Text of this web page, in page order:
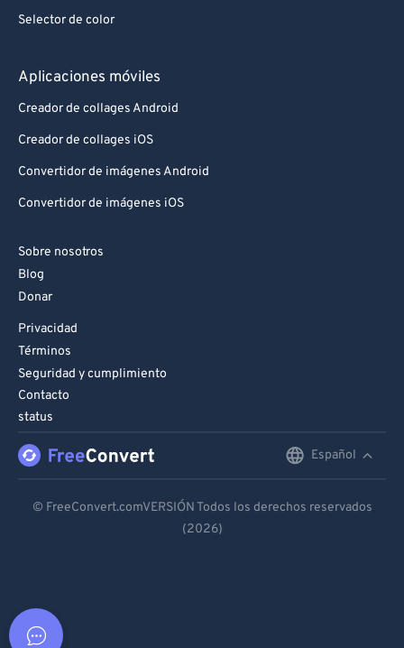
Selector de color
Aplicaciones móviles
Creador de collages Android
Creador de collages iOS
Convertidor de imágenes Android
Convertidor de imágenes iOS
Sobre nosotros
Blog
Donar
Privacidad
Términos
Seguridad y cumplimiento
Contacto
status
Español
Español
© FreeConvert.comVERSIÓN Todos los derechos reservados
(2026)